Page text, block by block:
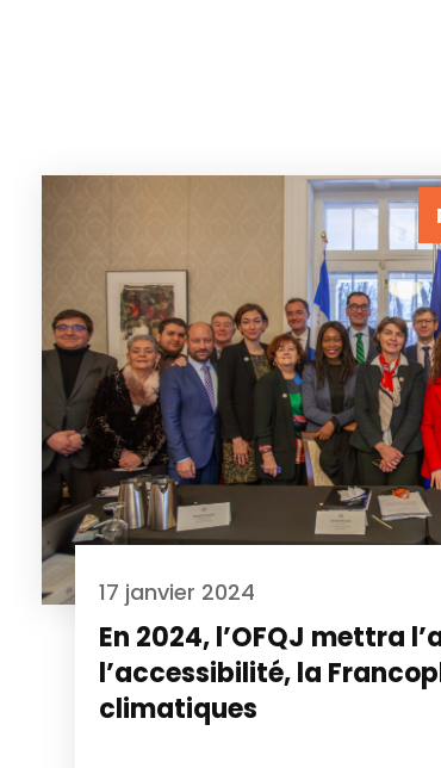
17 janvier 2024
En 2024, l’OFQJ mettra
l’accessibilité, la
climatiques